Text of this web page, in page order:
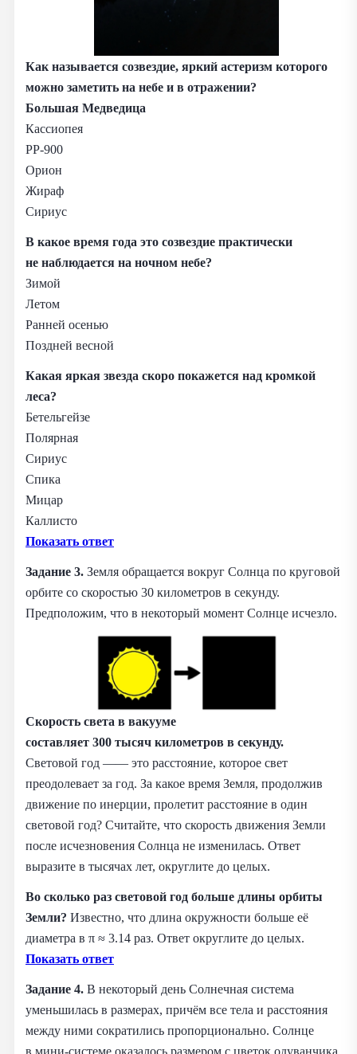
Как называется созвездие, яркий астеризм которого
можно заметить на небе и в отражении?
Большая Медведица
Кассиопея
PP‑900
Орион
Жираф
Сириус
В какое время года это созвездие практически
не наблюдается на ночном небе?
Зимой
Летом
Ранней осенью
Поздней весной
Какая яркая звезда скоро покажется над кромкой
леса?
Бетельгейзе
Полярная
Сириус
Спика
Мицар
Каллисто
Показать ответ
Задание 3. Земля обращается вокруг Солнца по круговой
орбите со скоростью 30 километров в секунду.
Предположим, что в некоторый момент Солнце исчезло.
Скорость света в вакууме
составляет 300 тысяч километров в секунду.
Световой год —— это расстояние, которое свет
преодолевает за год. За какое время Земля, продолжив
движение по инерции, пролетит расстояние в один
световой год? Считайте, что скорость движения Земли
после исчезновения Солнца не изменилась. Ответ
выразите в тысячах лет, округлите до целых.
Во сколько раз световой год больше длины орбиты
Земли? Известно, что длина окружности больше её
диаметра в π ≈ 3.14 раз. Ответ округлите до целых.
Показать ответ
Задание 4. В некоторый день Солнечная система
уменьшилась в размерах, причём все тела и расстояния
между ними сократились пропорционально. Солнце